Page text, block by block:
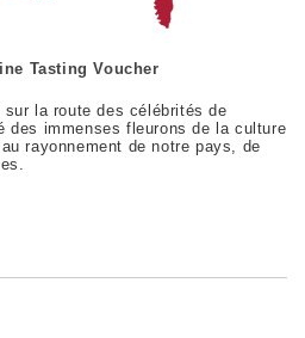
Tasting Voucher
sur la route des célébrités de
des immenses fleurons de la culture
rayonnement de notre pays, de